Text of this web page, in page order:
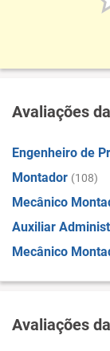
Avaliações
Engenheiro de
Montador (108)
Mecânico
Auxiliar
Mecânico
Avaliações